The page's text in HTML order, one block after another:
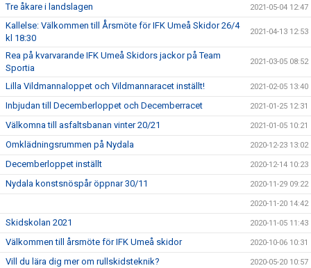
Tre åkare i landslagen 2021-05-04 12:47
Kallelse: Välkommen till Årsmöte för IFK Umeå Skidor 26/4
kl 18:30
2021-04-13 12:53
Rea på kvarvarande IFK Umeå Skidors jackor på Team
Sportia
2021-03-05 08:52
Lilla Vildmannaloppet och Vildmannaracet inställt! 2021-02-05 13:40
Inbjudan till Decemberloppet och Decemberracet 2021-01-25 12:31
Välkomna till asfaltsbanan vinter 20/21 2021-01-05 10:21
Omklädningsrummen på Nydala 2020-12-23 13:02
Decemberloppet inställt 2020-12-14 10:23
Nydala konstsnöspår öppnar 30/11 2020-11-29 09:22
2020-11-20 14:42
Skidskolan 2021 2020-11-05 11:43
Välkommen till årsmöte för IFK Umeå skidor 2020-10-06 10:31
Vill du lära dig mer om rullskidsteknik? 2020-05-20 10:57